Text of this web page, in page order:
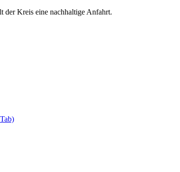
der Kreis eine nachhaltige Anfahrt.